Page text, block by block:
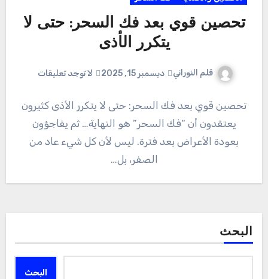
تحصين قوي بعد فك السحر: حتى لا
يتكرر الأذى
قلم النوراني ديسمبر 15, 2025 لا توجد تعليقات
تحصين قوي بعد فك السحر: حتى لا يتكرر الأذى كثيرون
يعتقدون أن “فك السحر” هو النهاية… ثم يفاجؤون
بعودة الأعراض بعد فترة. ليس لأن كل شيء عاد من
الصفر، بل…
البحث
البحث